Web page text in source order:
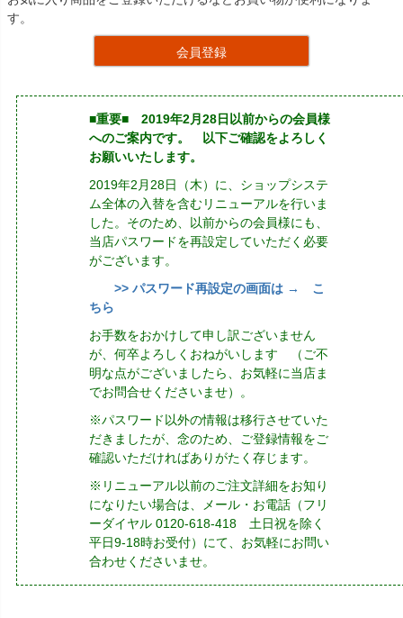
す。
会員登録
■重要■ 2019年2月28日以前からの会員様
へのご案内です。 以下ご確認をよろしく
お願いいたします。
2019年2月28日（木）に、ショップシステ
ム全体の入替を含むリニューアルを行いま
した。そのため、以前からの会員様にも、
当店パスワードを再設定していただく必要
がございます。
>> パスワード再設定の画面は → こ
ちら
お手数をおかけして申し訳ございません
が、何卒よろしくおねがいします （ご不
明な点がございましたら、お気軽に当店ま
でお問合せくださいませ）。
※パスワード以外の情報は移行させていた
だきましたが、念のため、ご登録情報をご
確認いただければありがたく存じます。
※リニューアル以前のご注文詳細をお知り
になりたい場合は、メール・お電話（フリ
ーダイヤル 0120-618-418 土日祝を除く
平日9-18時お受付）にて、お気軽にお問い
合わせくださいませ。